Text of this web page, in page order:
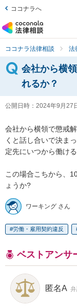
ココナラへ
ココナラ法律相談 法
会社から横
れるか？
公開日時： 2024年9月27
会社から横領で懲戒
くと話し合いで決ま
定先にいつから働け
この場合こちから、
ょうか?
ワーキング さん
労働・雇用契約違反
ベストアンサ
匿名A